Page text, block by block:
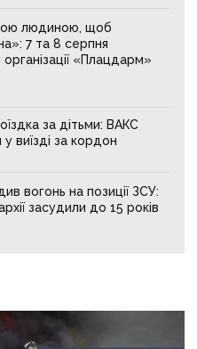
людиною, щоб
7 та 8 серпня
«Плацдарм»
за дітьми: ВАКС
виїзді за кордон
вогонь на позиції ЗСУ:
засудили до 15 років